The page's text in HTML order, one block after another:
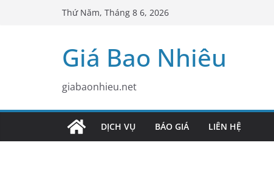
Thứ Năm, Tháng 8 6, 2026
Giá Bao Nhiêu
giabaonhieu.net
DỊCH VỤ BÁO GIÁ LIÊN HỆ